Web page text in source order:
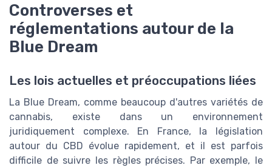
Controverses et
réglementations autour de la
Blue Dream
Les lois actuelles et préoccupations liées
La Blue Dream, comme beaucoup d'autres variétés de
cannabis, existe dans un environnement
juridiquement complexe. En France, la législation
autour du CBD évolue rapidement, et il est parfois
difficile de suivre les règles précises. Par exemple, le